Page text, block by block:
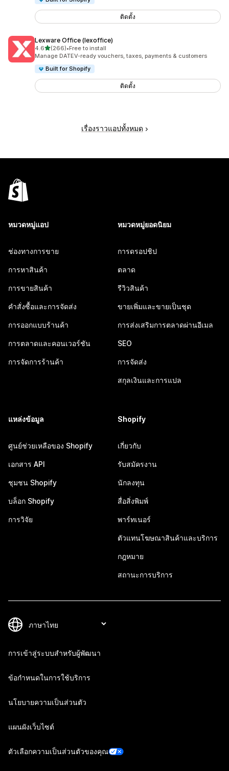
ติดตั้ง
Lexware Office (lexoffice)
4.6เต็ม 5 ดาว
(266)
ทั้งหมด 266 รีวิว
•Free to install
Manage DATEV-ready vouchers, taxes, payments & customers
Built for Shopify
ติดตั้ง
เรื่องราวแอปทั้งหมด
หมวดหมู่แอป
ช่องทางการขาย
การหาสินค้า
การขายสินค้า
คำสั่งซื้อและการจัดส่ง
การออกแบบร้านค้า
การตลาดและคอนเวอร์ชัน
การจัดการร้านค้า
หมวดหมู่ยอดนิยม
การดรอปชิป
ตลาด
รีวิวสินค้า
ขายเพิ่มและขายเป็นชุด
การส่งเสริมการตลาดผ่านอีเมล
SEO
การจัดส่ง
สกุลเงินและการแปล
แหล่งข้อมูล
ศูนย์ช่วยเหลือของ Shopify
เอกสาร API
ชุมชน Shopify
บล็อก Shopify
การวิจัย
Shopify
เกี่ยวกับ
รับสมัครงาน
นักลงทุน
สื่อสิ่งพิมพ์
พาร์ทเนอร์
ตัวแทนโฆษณาสินค้าและบริการ
กฎหมาย
สถานะการบริการ
การเข้าสู่ระบบสำหรับผู้พัฒนา
ข้อกำหนดในการใช้บริการ
นโยบายความเป็นส่วนตัว
แผนผังเว็บไซต์
ตัวเลือกความเป็นส่วนตัวของคุณ